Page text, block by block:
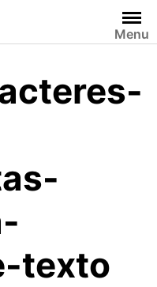
Menu
texto